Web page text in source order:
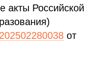
акты Российской
от